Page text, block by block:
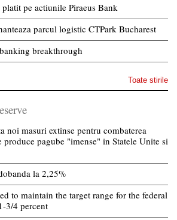
pe actiunile Piraeus Bank
parcul logistic CTPark Bucharest
breakthrough
Toate stirile
noi masuri extinse pentru combaterea
pagube "imense" in Statele Unite si
la 2,25%
to maintain the target range for the federal
3/4 percent